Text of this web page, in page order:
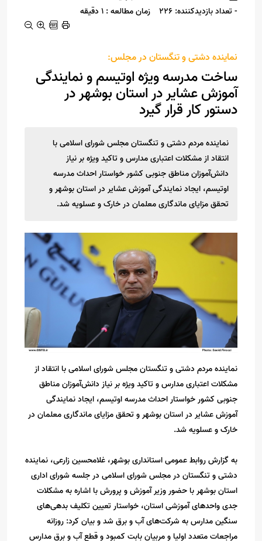
- تعداد بازدیدکننده: 226
زمان مطالعه : 1 دقیقه
نماینده دشتی و تنگستان در مجلس:
ساخت مدرسه ویژه اوتیسم و نمایندگی
آموزش عشایر در استان بوشهر در
دستور کار قرار گیرد
نماینده مردم دشتی و تنگستان مجلس شورای اسلامی با
انتقاد از مشکلات اعتباری مدارس و تاکید ویژه بر نیاز
دانش‌آموزان مناطق جنوبی کشور خواستار احداث مدرسه
اوتیسم، ایجاد نمایندگی آموزش عشایر در استان بوشهر و
تحقق مزایای ماندگاری معلمان در خارک و عسلویه شد.
نماینده مردم دشتی و تنگستان مجلس شورای اسلامی با انتقاد از
مشکلات اعتباری مدارس و تاکید ویژه بر نیاز دانش‌آموزان مناطق
جنوبی کشور خواستار احداث مدرسه اوتیسم، ایجاد نمایندگی
آموزش عشایر در استان بوشهر و تحقق مزایای ماندگاری معلمان در
خارک و عسلویه شد.
به گزارش روابط عمومی استانداری بوشهر، غلامحسین زارعی، نماینده
دشتی و تنگستان در مجلس شورای اسلامی در جلسه شورای اداری
استان بوشهر با حضور وزیر آموزش و پرورش با اشاره به مشکلات
جدی واحدهای آموزشی استان، خواستار تعیین تکلیف بدهی‌های
سنگین مدارس به شرکت‌های آب و برق شد و بیان کرد: روزانه
مراجعات متعدد اولیا و مربیان بابت کمبود و قطع آب و برق مدارس